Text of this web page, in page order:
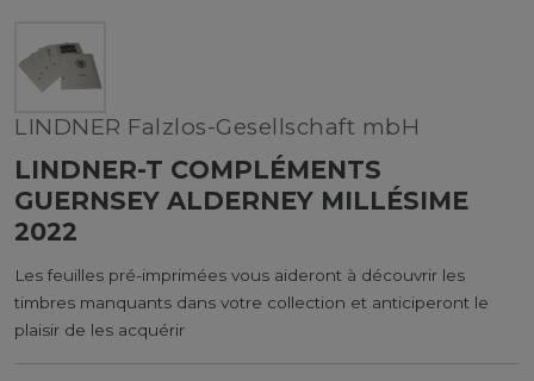
LINDNER Falzlos-Gesellschaft mbH
LINDNER-T COMPLÉMENTS
GUERNSEY ALDERNEY MILLÉSIME
2022
Les feuilles pré-imprimées vous aideront à découvrir les
timbres manquants dans votre collection et anticiperont le
plaisir de les acquérir